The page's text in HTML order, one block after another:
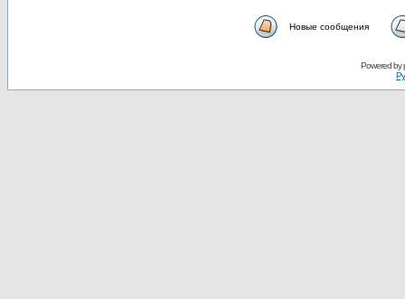
Новые сообщения
Powered by